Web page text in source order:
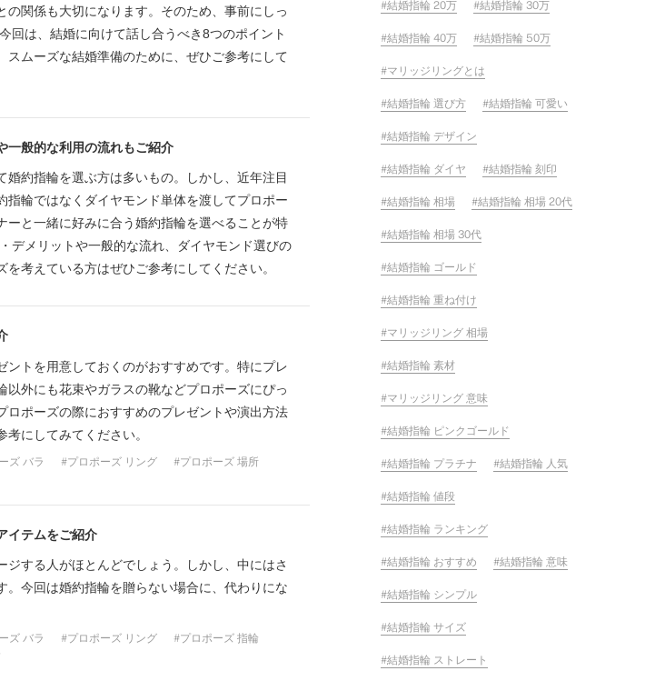
関係も大切になります。そのため、事前にしっ
回は、結婚に向けて話し合うべき8つのポイント
ムーズな結婚準備のために、ぜひご参考にして
一般的な利用の流れもご紹介
約指輪を選ぶ方は多いもの。しかし、近年注目
輪ではなくダイヤモンド単体を渡してプロポー
ーと一緒に好みに合う婚約指輪を選べることが特
デメリットや一般的な流れ、ダイヤモンド選びの
考えている方はぜひご参考にしてください。
トを用意しておくのがおすすめです。特にプレ
外にも花束やガラスの靴などプロポーズにぴっ
ポーズの際におすすめのプレゼントや演出方法
にしてみてください。
ズ バラ プロポーズ リング
プロポーズ 場所
イテムをご紹介
する人がほとんどでしょう。しかし、中にはさ
今回は婚約指輪を贈らない場合に、代わりにな
ズ バラ プロポーズ リング
プロポーズ 指輪
結婚指輪 20万 結婚指輪 30万
結婚指輪 40万 結婚指輪 50万
マリッジリングとは
結婚指輪 選び方 結婚指輪 可愛い
結婚指輪 デザイン
結婚指輪 ダイヤ 結婚指輪 刻印
結婚指輪 相場 結婚指輪 相場 20代
結婚指輪 相場 30代
結婚指輪 ゴールド
結婚指輪 重ね付け
マリッジリング 相場
結婚指輪 素材
マリッジリング 意味
結婚指輪 ピンクゴールド
結婚指輪 プラチナ 結婚指輪 人気
結婚指輪 値段
結婚指輪 ランキング
結婚指輪 おすすめ 結婚指輪 意味
結婚指輪 シンプル
結婚指輪 サイズ
結婚指輪 ストレート